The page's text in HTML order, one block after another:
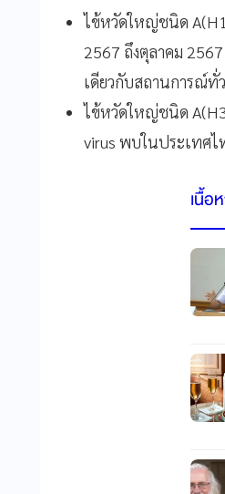
ไข้หวัดใหญ่ชนิด
2567 ถึงตุลาคม
เดียวกับสถานการณ์ทั่
ไข้หวัดใหญ่ชนิด
virus พบในประเทศ
เนื้อ